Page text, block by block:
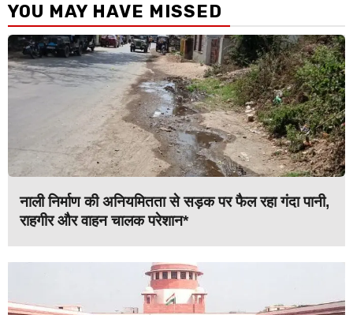
YOU MAY HAVE MISSED
नाली निर्माण की अनियमितता से सड़क पर फैल रहा गंदा पानी,
राहगीर और वाहन चालक परेशान*